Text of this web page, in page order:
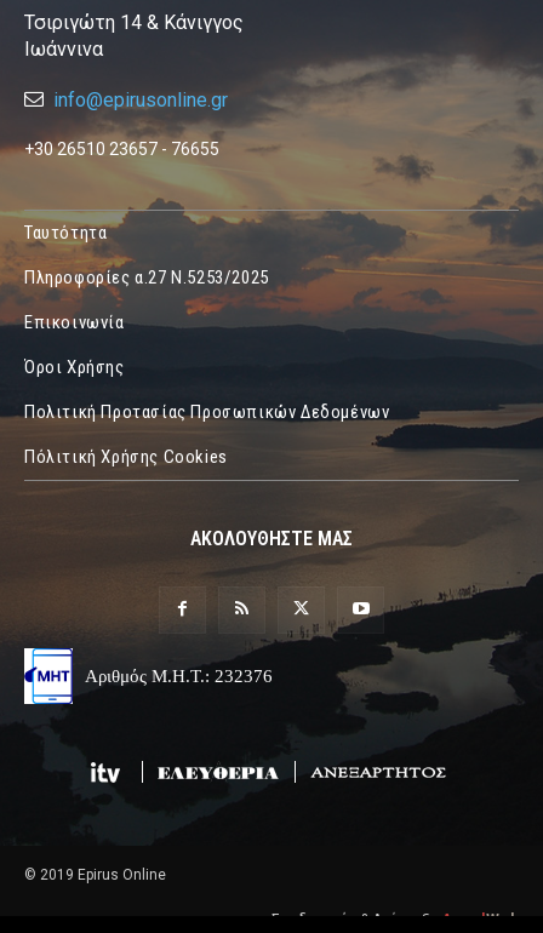
Τσιριγώτη 14 & Κάνιγγος
Ιωάννινα
info@epirusonline.gr
+30 26510 23657 - 76655
Ταυτότητα
Πληροφορίες α.27 Ν.5253/2025
Επικοινωνία
Όροι Χρήσης
Πολιτική Προτασίας Προσωπικών Δεδομένων
Πόλιτική Χρήσης Cookies
ΑΚΟΛΟΥΘΗΣΤΕ ΜΑΣ
Αριθμός Μ.Η.Τ.: 232376
© 2019 Epirus Online
Σχεδιασμός & Ανάπτυξη AngelWeb